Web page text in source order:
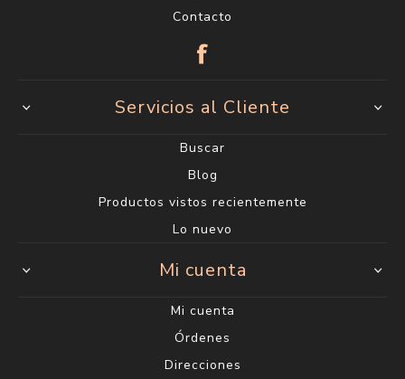
Contacto
Servicios al Cliente
Buscar
Blog
Productos vistos recientemente
Lo nuevo
Mi cuenta
Mi cuenta
Órdenes
Direcciones